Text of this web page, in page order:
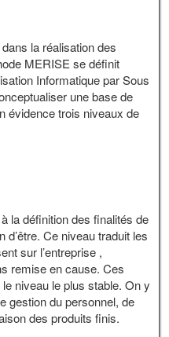
la réalisation des
MERISE se définit
Informatique par Sous
une base de
évidence trois niveaux de
la définition des finalités de
d’être. Ce niveau traduit les
sur l’entreprise ,
remise en cause. Ces
niveau le plus stable. On y
gestion du personnel, de
des produits finis.